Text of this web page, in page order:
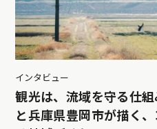
インタビュー
観光は、流域を守る仕
と兵庫県豊岡市が描く